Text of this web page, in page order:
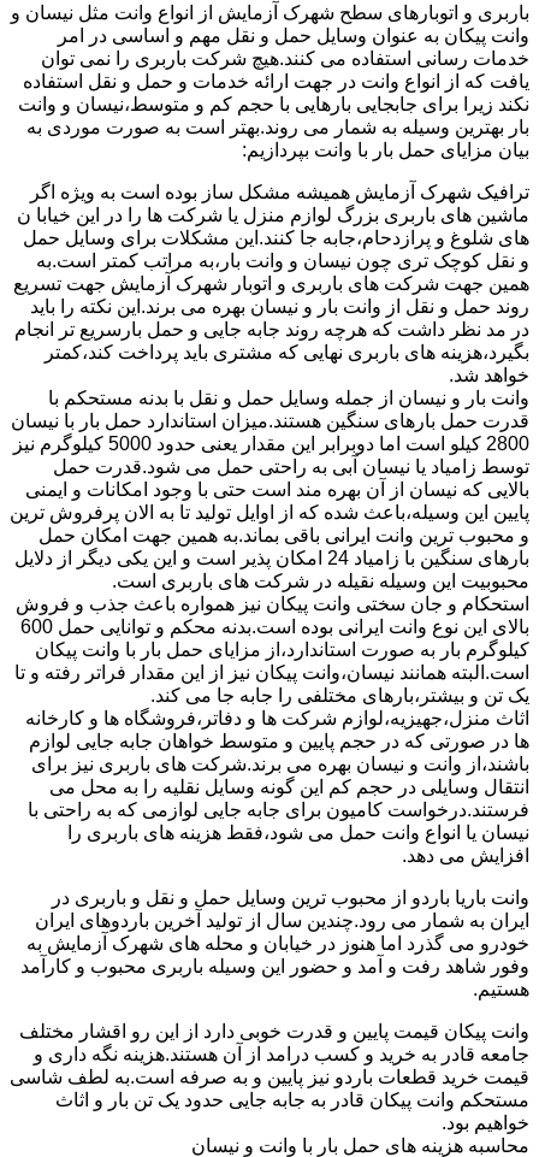
باربری و اتوبارهای سطح شهرک آزمایش از انواع وانت مثل نیسان و
وانت پیکان به عنوان وسایل حمل و نقل مهم و اساسی در امر
خدمات رسانی استفاده می کنند.هیچ شرکت باربری را نمی توان
یافت که از انواع وانت در جهت ارائه خدمات و حمل و نقل استفاده
نکند زیرا برای جابجایی بارهایی با حجم کم و متوسط،نیسان و وانت
بار بهترین وسیله به شمار می روند.بهتر است به صورت موردی به
بیان مزایای حمل بار با وانت بپردازیم:
ترافیک شهرک آزمایش همیشه مشکل ساز بوده است به ویژه اگر
ماشین های باربری بزرگ لوازم منزل یا شرکت ها را در این خیابا ن
های شلوغ و پرازدحام،جابه جا کنند.این مشکلات برای وسایل حمل
و نقل کوچک تری چون نیسان و وانت بار،به مراتب کمتر است.به
همین جهت شرکت های باربری و اتوبار شهرک آزمایش جهت تسریع
روند حمل و نقل از وانت بار و نیسان بهره می برند.این نکته را باید
در مد نظر داشت که هرچه روند جابه جایی و حمل بارسریع تر انجام
بگیرد،هزینه های باربری نهایی که مشتری باید پرداخت کند،کمتر
خواهد شد.
وانت بار و نیسان از جمله وسایل حمل و نقل با بدنه مستحکم با
قدرت حمل بارهای سنگین هستند.میزان استاندارد حمل بار با نیسان
2800 کیلو است اما دوبرابر این مقدار یعنی حدود 5000 کیلوگرم نیز
توسط زامیاد یا نیسان آبی به راحتی حمل می شود.قدرت حمل
بالایی که نیسان از آن بهره مند است حتی با وجود امکانات و ایمنی
پایین این وسیله،باعث شده که از اوایل تولید تا به الان پرفروش ترین
و محبوب ترین وانت ایرانی باقی بماند.به همین جهت امکان حمل
بارهای سنگین با زامیاد 24 امکان پذیر است و این یکی دیگر از دلایل
محبوبیت این وسیله نقیله در شرکت های باربری است.
استحکام و جان سختی وانت پیکان نیز همواره باعث جذب و فروش
بالای این نوع وانت ایرانی بوده است.بدنه محکم و توانایی حمل 600
کیلوگرم بار به صورت استاندارد،از مزایای حمل بار با وانت پیکان
است.البته همانند نیسان،وانت پیکان نیز از این مقدار فراتر رفته و تا
یک تن و بیشتر،بارهای مختلفی را جابه جا می کند.
اثاث منزل،جهیزیه،لوازم شرکت ها و دفاتر،فروشگاه ها و کارخانه
ها در صورتی که در حجم پایین و متوسط خواهان جابه جایی لوازم
باشند،از وانت و نیسان بهره می برند.شرکت های باربری نیز برای
انتقال وسایلی در حجم کم این گونه وسایل نقلیه را به محل می
فرستند.درخواست کامیون برای جابه جایی لوازمی که به راحتی با
نیسان یا انواع وانت حمل می شود،فقط هزینه های باربری را
افزایش می دهد.
وانت باریا باردو از محبوب ترین وسایل حمل و نقل و باربری در
ایران به شمار می رود.چندین سال از تولید آخرین باردوهای ایران
خودرو می گذرد اما هنوز در خیابان و محله های شهرک آزمایش به
وفور شاهد رفت و آمد و حضور این وسیله باربری محبوب و کارآمد
هستیم.
وانت پیکان قیمت پایین و قدرت خوبی دارد از این رو اقشار مختلف
جامعه قادر به خرید و کسب درامد از آن هستند.هزینه نگه داری و
قیمت خرید قطعات باردو نیز پایین و به صرفه است.به لطف شاسی
مستحکم وانت پیکان قادر به جابه جایی حدود یک تن بار و اثاث
خواهیم بود.
محاسبه هزینه های حمل بار با وانت و نیسان